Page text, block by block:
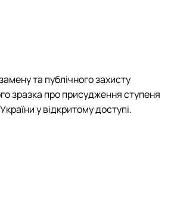
та публічного захисту
зразка про присудження ступеня
у відкритому доступі.